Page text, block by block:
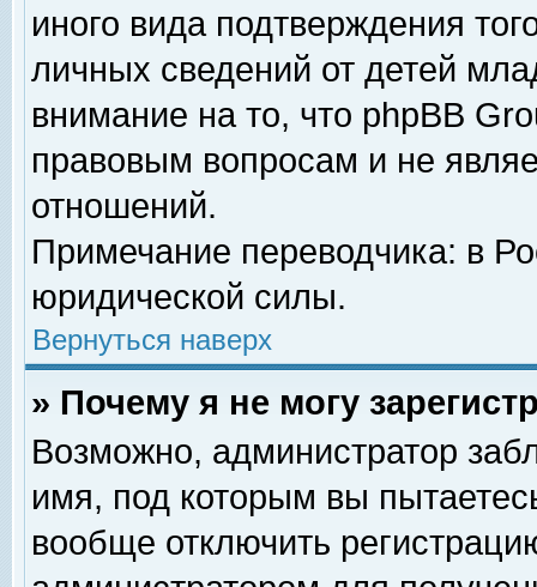
иного вида подтверждения
личных сведений от детей
внимание на то, что phpBB
правовым вопросам и не
отношений.
Примечание переводчика: в
юридической силы.
Вернуться наверх
» Почему я не могу
Возможно, администратор
имя, под которым вы
вообще отключить